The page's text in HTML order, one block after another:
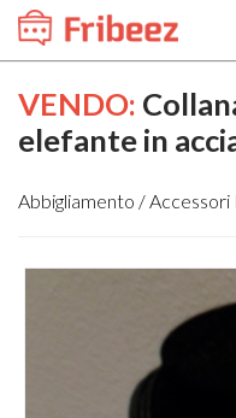
VENDO:
elefante in
Abbigliamento /